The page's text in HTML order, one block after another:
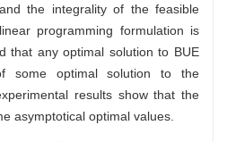
the integrality of the feasible
programming formulation is
that any optimal solution to BUE
some optimal solution to the
results show that the
asymptotical optimal values.